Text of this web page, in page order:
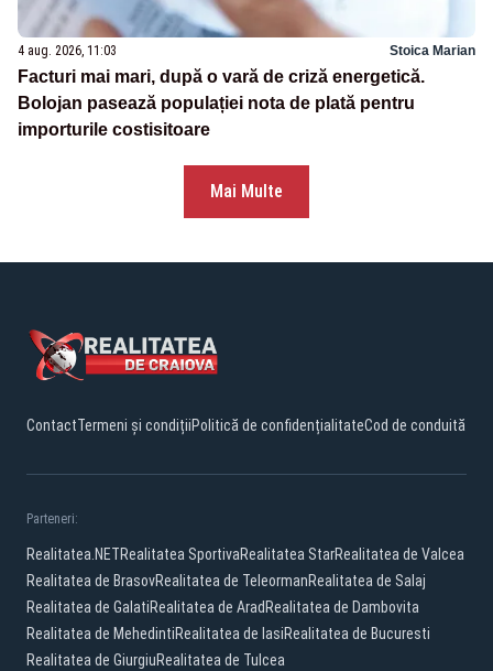
4 aug. 2026, 11:03 Stoica Marian
Facturi mai mari, după o vară de criză energetică.
Bolojan pasează populației nota de plată pentru
importurile costisitoare
Mai Multe
ContactTermeni și condițiiPolitică de confidențialitateCod de conduită
Parteneri:
Realitatea.NETRealitatea SportivaRealitatea StarRealitatea de Valcea
Realitatea de BrasovRealitatea de TeleormanRealitatea de Salaj
Realitatea de GalatiRealitatea de Arad Realitatea de Dambovita
Realitatea de MehedintiRealitatea de IasiRealitatea de Bucuresti
Realitatea de GiurgiuRealitatea de Tulcea